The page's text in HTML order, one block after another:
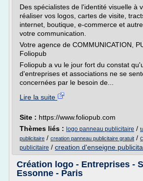
Des spécialistes de l'identité visuelle à
réaliser vos logos, cartes de visite,
internet, boutique, e-commerce et
votre communication.
Votre agence de COMMUNICATION,
Foliopub
Foliopub a vu le jour fort du constat
d'entreprises et associations ne se
concernées par le besoin de...
Lire la suite
Site : https://www.foliopub.com
Thèmes liés : logo panneau publicitaire /
publicitaire / creation panneau publicitaire gratuit /
publicitaire / creation d'enseigne
Création logo - Entreprises -
Essonne - Paris